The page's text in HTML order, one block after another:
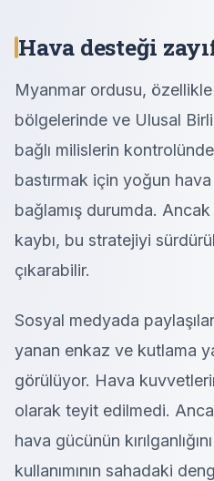
Hava desteği
Myanmar ordusu, özellikle
bölgelerinde ve Ulusal
bağlı milislerin
bastırmak için yoğun hava
bağlamış durumda. Ancak
kaybı, bu stratejiyi
çıkarabilir.
Sosyal medyada
yanan enkaz ve kutlama
görülüyor. Hava
olarak teyit edilmedi.
hava gücünün
kullanımının sahadaki